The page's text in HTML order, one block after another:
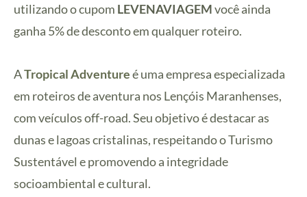
utilizando o cupom LEVENAVIAGEMvocê ainda
ganha 5% de desconto em qualquer roteiro.
ATropical Adventureé uma empresa especializada
em roteiros de aventura nos Lençóis Maranhenses,
com veículos off-road. Seu objetivo é destacar as
dunas e lagoas cristalinas, respeitando o Turismo
Sustentável e promovendo a integridade
socioambiental e cultural.